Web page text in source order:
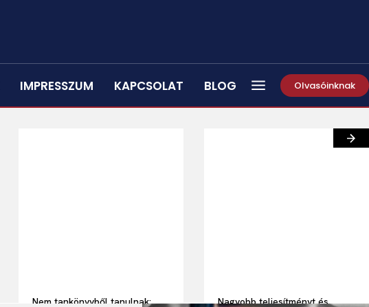
IMPRESSZUM KAPCSOLAT BLOG Olvasóinknak
Nem tankönyvből tanulnak:
Nagyobb teljesítményt és